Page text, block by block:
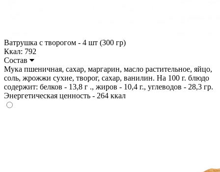
Ватрушка с творогом - 4 шт (300 гр)
Ккал: 792
Состав
Мука пшеничная, сахар, маргарин, масло растительное, яйцо,
соль, жрожжи сухие, творог, сахар, ванилин. На 100 г. блюдо
содержит: белков - 13,8 г ., жиров - 10,4 г., углеводов - 28,3 гр.
Энергетическая ценность - 264 ккал